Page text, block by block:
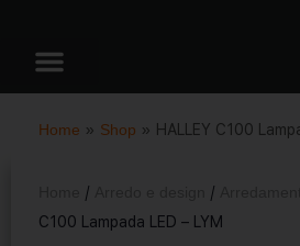
Home » Shop » HALLEY C100
/ /
C100 Lampada LED – LYM